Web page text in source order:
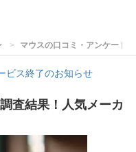
マウスの口コミ・アンケート
ビス終了のお知らせ
査結果！人気メーカ